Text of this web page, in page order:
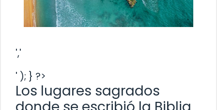
','
' ); } ?>
Los lugares sagrados